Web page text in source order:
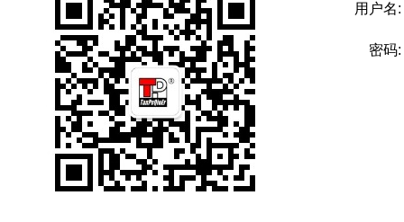
用户名:
密码: